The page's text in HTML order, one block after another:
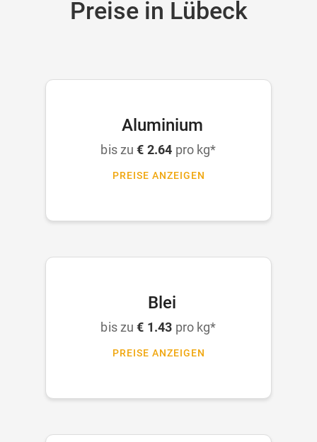
Preise in Lübeck
Aluminium
bis zu€ 2.64 pro kg*
PREISE ANZEIGEN
Blei
bis zu€ 1.43 pro kg*
PREISE ANZEIGEN